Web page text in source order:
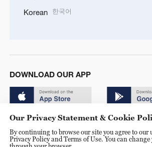
Korean 한국어
DOWNLOAD OUR APP
Our Privacy Statement & Cookie
By continuing to browse our site you agree to our
Privacy Policy and Terms of Use. You can